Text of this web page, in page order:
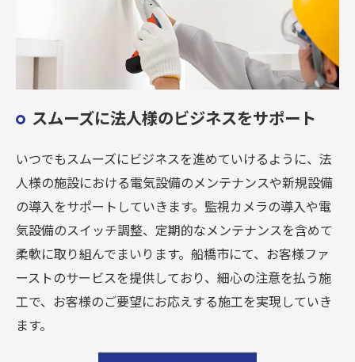
スムーズに法人様のビジネスをサポート
いつでもスムーズにビジネスを進めていけるように、法
人様の施設における電気設備のメンテナンスや新規設備
の導入をサポートしていきます。監視カメラの導入や電
気設備のスイッチ調整、定期的なメンテナンスを含めて
柔軟に取り組んでまいります。船橋市にて、お客様ファ
ーストのサービスを提供しており、細心の注意を払う施
工で、お客様のご要望にお応えする施工を実現していき
ます。